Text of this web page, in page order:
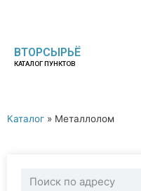
ВТОРСЫРЬЁ
КАТАЛОГ ПУНКТОВ
Каталог » Металлолом